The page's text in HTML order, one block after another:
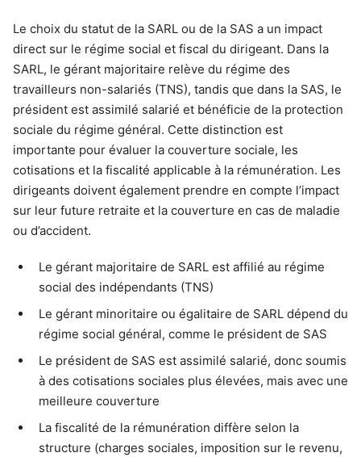
Le choix du statut de la SARL ou de la SAS a un impact
direct sur le régime social et fiscal du dirigeant. Dans la
SARL, le gérant majoritaire relève du régime des
travailleurs non-salariés (TNS), tandis que dans la SAS, le
président est assimilé salarié et bénéficie de la protection
sociale du régime général. Cette distinction est
importante pour évaluer la couverture sociale, les
cotisations et la fiscalité applicable à la rémunération. Les
dirigeants doivent également prendre en compte l’impact
sur leur future retraite et la couverture en cas de maladie
ou d’accident.
Le gérant majoritaire de SARL est affilié au régime
social des indépendants (TNS)
Le gérant minoritaire ou égalitaire de SARL dépend du
régime social général, comme le président de SAS
Le président de SAS est assimilé salarié, donc soumis
à des cotisations sociales plus élevées, mais avec une
meilleure couverture
La fiscalité de la rémunération diffère selon la
structure (charges sociales, imposition sur le revenu,